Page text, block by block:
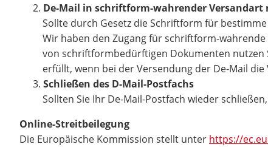
De-Mail in schriftform-wahrender Versandart
Sollte durch Gesetz die Schriftform für
Wir haben den Zugang für schriftform-
von schriftformbedürftigen Dokumenten nutzen
erfüllt, wenn bei der Versendung der De-Mail
Schließen des D-Mail-Postfachs
Sollten Sie Ihr De-Mail-Postfach wieder
Online-Streitbeilegung
Die Europäische Kommission stellt unter https://